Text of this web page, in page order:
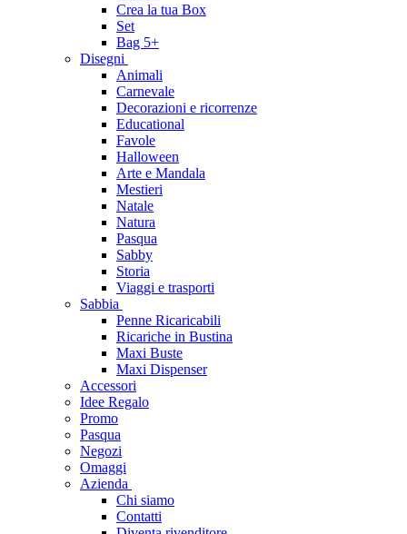
Crea la tua Box
Set
Bag 5+
Disegni
Animali
Carnevale
Decorazioni e ricorrenze
Educational
Favole
Halloween
Arte e Mandala
Mestieri
Natale
Natura
Pasqua
Sabby
Storia
Viaggi e trasporti
Sabbia
Penne Ricaricabili
Ricariche in Bustina
Maxi Buste
Maxi Dispenser
Accessori
Idee Regalo
Promo
Pasqua
Negozi
Omaggi
Azienda
Chi siamo
Contatti